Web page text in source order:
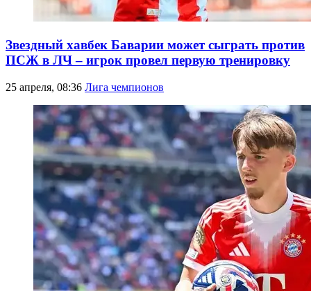
Звездный хавбек Баварии может сыграть против
ПСЖ в ЛЧ – игрок провел первую тренировку
25 апреля, 08:36 Лига чемпионов